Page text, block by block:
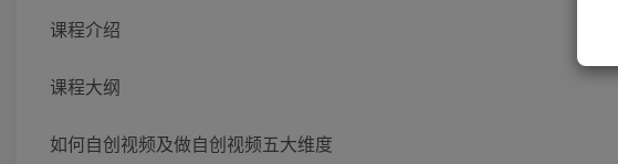
课程介绍
课程大纲
如何自创视频及做自创视频五大维度